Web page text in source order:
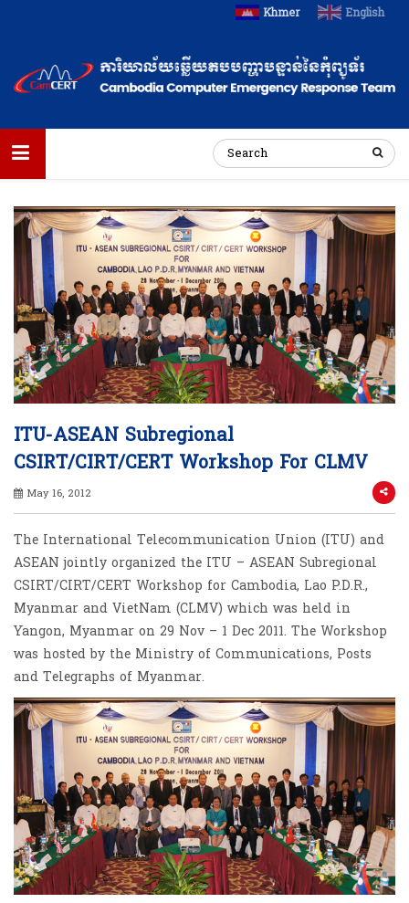
Khmer English
ITU-ASEAN Subregional
CSIRT/CIRT/CERT Workshop For CLMV
May 16, 2012
The International Telecommunication Union (ITU) and
ASEAN jointly organized the ITU – ASEAN Subregional
CSIRT/CIRT/CERT Workshop for Cambodia, Lao P.D.R.,
Myanmar and VietNam (CLMV) which was held in
Yangon, Myanmar on 29 Nov – 1 Dec 2011. The Workshop
was hosted by the Ministry of Communications, Posts
and Telegraphs of Myanmar.